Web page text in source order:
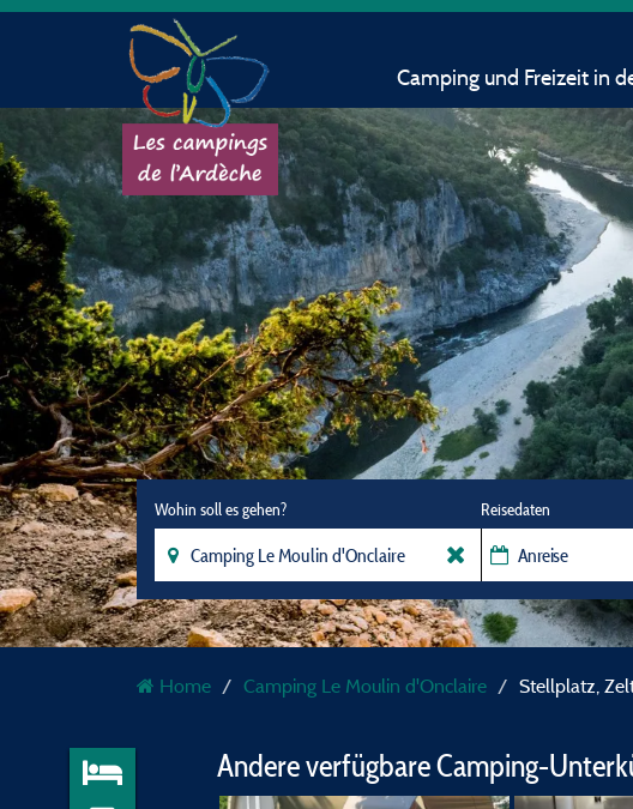
Camping und Freizeit in
Wohin soll es gehen? Reisedaten
Home Camping Le Moulin d'Onclaire Stellplatz,
Andere verfügbare Camping-